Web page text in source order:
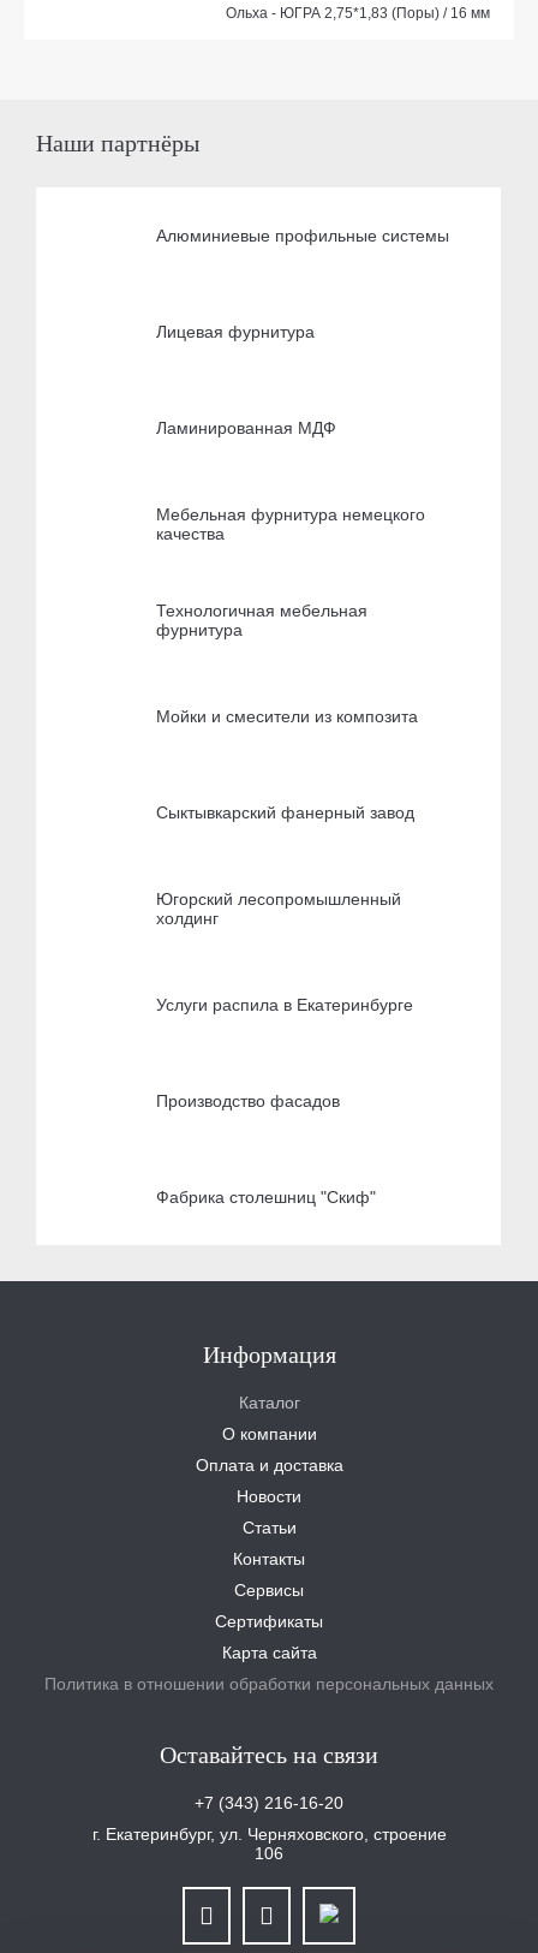
Ольха - ЮГРА 2,75*1,83 (Поры) / 16 мм
Наши партнёры
Алюминиевые профильные системы
Лицевая фурнитура
Ламинированная МДФ
Мебельная фурнитура немецкого
качества
Технологичная мебельная
фурнитура
Мойки и смесители из композита
Сыктывкарский фанерный завод
Югорский лесопромышленный
холдинг
Услуги распила в Екатеринбурге
Производство фасадов
Фабрика столешниц "Скиф"
Информация
Каталог
О компании
Оплата и доставка
Новости
Статьи
Контакты
Сервисы
Сертификаты
Карта сайта
Политика в отношении обработки персональных данных
Оставайтесь на связи
+7 (343) 216-16-20
г. Екатеринбург, ул. Черняховского, строение
106